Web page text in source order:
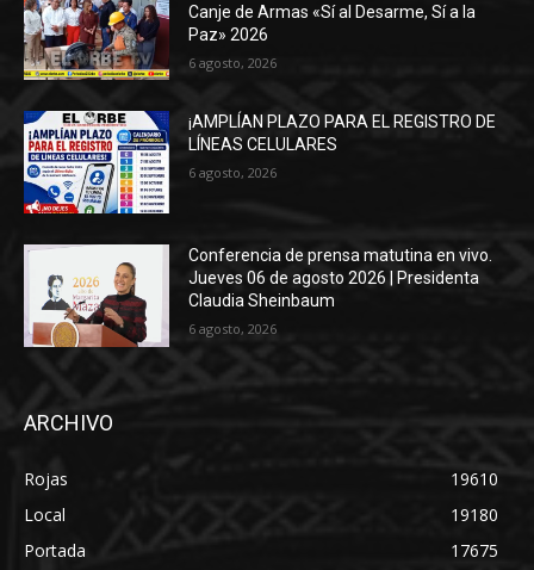
Canje de Armas «Sí al Desarme, Sí a la
Paz» 2026
6 agosto, 2026
¡AMPLÍAN PLAZO PARA EL REGISTRO DE
LÍNEAS CELULARES
6 agosto, 2026
Conferencia de prensa matutina en vivo.
Jueves 06 de agosto 2026 | Presidenta
Claudia Sheinbaum
6 agosto, 2026
ARCHIVO
Rojas
19610
Local
19180
Portada
17675